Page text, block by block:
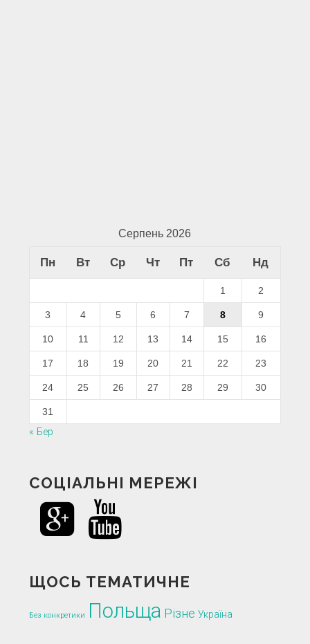
Серпень 2026
Пн Вт Ср Чт Пт Сб Нд
1 2
3 4 5 6 7 8 9
10 11 12 13 14 15 16
17 18 19 20 21 22 23
24 25 26 27 28 29 30
31
« Бер
СОЦІАЛЬНІ МЕРЕЖІ
ЩОСЬ ТЕМАТИЧНЕ
Без конкретики Польща Різне Україна